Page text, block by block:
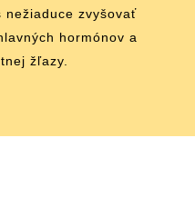
nežiaduce zvyšovať
hormónov a
žľazy.